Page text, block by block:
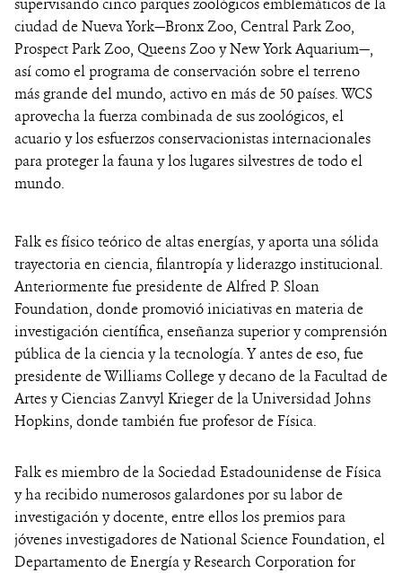
ciudad de Nueva York—Bronx Zoo, Central Park Zoo,
Prospect Park Zoo, Queens Zoo y New York Aquarium—,
así como el programa de conservación sobre el terreno
más grande del mundo, activo en más de 50 países. WCS
aprovecha la fuerza combinada de sus zoológicos, el
acuario y los esfuerzos conservacionistas internacionales
para proteger la fauna y los lugares silvestres de todo el
mundo.
Falk es físico teórico de altas energías, y aporta una sólida
trayectoria en ciencia, filantropía y liderazgo institucional.
Anteriormente fue presidente de Alfred P. Sloan
Foundation, donde promovió iniciativas en materia de
investigación científica, enseñanza superior y comprensión
pública de la ciencia y la tecnología. Y antes de eso, fue
presidente de Williams College y decano de la Facultad de
Artes y Ciencias Zanvyl Krieger de la Universidad Johns
Hopkins, donde también fue profesor de Física.
Falk es miembro de la Sociedad Estadounidense de Física
y ha recibido numerosos galardones por su labor de
investigación y docente, entre ellos los premios para
jóvenes investigadores de National Science Foundation, el
Departamento de Energía y Research Corporation for